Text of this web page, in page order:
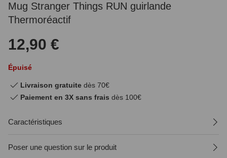
Mug Stranger Things RUN guirlande
Thermoréactif
12,90 €
Épuisé
Livraison gratuite dès 70€
Paiement en 3X sans frais dès 100€
Caractéristiques
Poser une question sur le produit